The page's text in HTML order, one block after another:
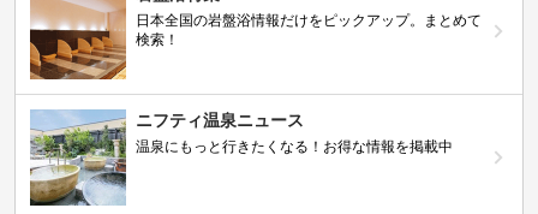
日本全国の岩盤浴情報だけをピックアップ。まとめて
検索！
ニフティ温泉ニュース
温泉にもっと行きたくなる！お得な情報を掲載中